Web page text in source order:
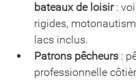
bateaux de loisir :
rigides,
lacs inclus.
Patrons pêcheurs :
professionnelle